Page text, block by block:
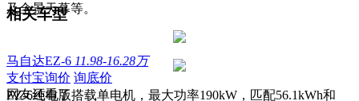
及全景天幕等。
EZ-6纯电版搭载单电机，最大功率190kW，匹配56.1kWh和
相关车型
马自达EZ-6 11.98-16.28万
支付宝询价 询底价
网友还看了